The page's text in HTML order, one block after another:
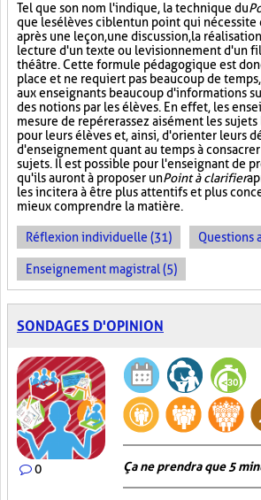
Tel que son nom l'indique, la technique du
que les élèves ciblent un point qui
après une leçon, une discussion, la
lecture d'un texte ou le visionnement d'un
théâtre. Cette formule pédagogique est
place et ne requiert pas beaucoup de
aux enseignants beaucoup d'informations
des notions par les élèves. En effet, les
mesure de repérer assez aisément les
pour leurs élèves et, ainsi, d'orienter leurs
d'enseignement quant au temps à
sujets. Il est possible pour l'enseignant de
qu'ils auront à proposer unPoint à clarifier
les incitera à être plus attentifs et plus
mieux comprendre la matière.
Réflexion individuelle (31) Questions
Enseignement magistral (5)
SONDAGES D'OPINION
0 Ça ne prendra que 5